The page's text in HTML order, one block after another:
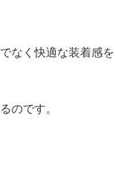
なく快適な装着感を
のです。